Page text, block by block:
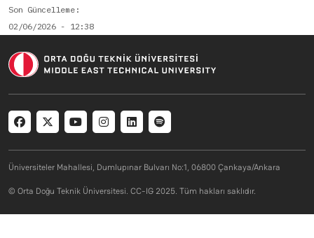
Son Güncelleme
02/06/2026 - 12:38
Social menu
Üniversiteler Mahallesi, Dumlupınar Bulvarı No:1, 06800 Çankaya/Ankara
© Orta Doğu Teknik Üniversitesi. CC-IG 2025. Tüm hakları saklıdır.